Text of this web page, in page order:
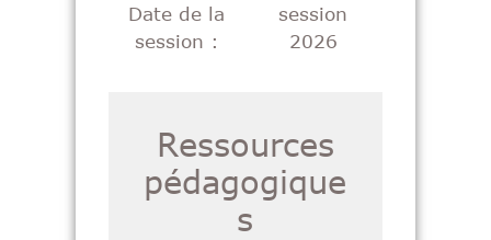
Date de la
session :
session
2026
Ressources
pédagogique
s